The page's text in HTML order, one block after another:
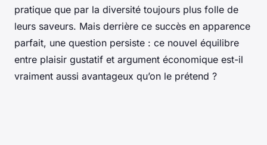
pratique que par la diversité toujours plus folle de
leurs saveurs. Mais derrière ce succès en apparence
parfait, une question persiste : ce nouvel équilibre
entre plaisir gustatif et argument économique est-il
vraiment aussi avantageux qu’on le prétend ?